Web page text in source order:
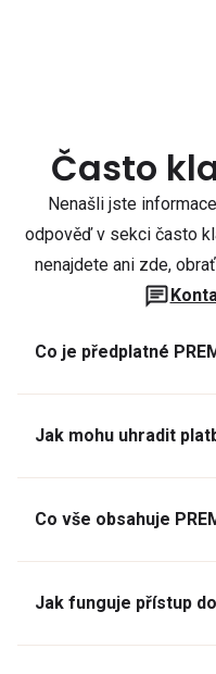
Často
Nenašli jste
odpověď v sekci často
nenajdete ani zde,
Co je předplatné
Jak mohu uhradit
Co vše obsahuje
Jak funguje přístup